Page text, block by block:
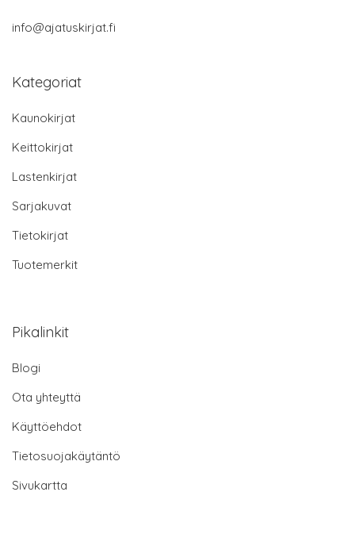
info@ajatuskirjat.fi
Kategoriat
Kaunokirjat
Keittokirjat
Lastenkirjat
Sarjakuvat
Tietokirjat
Tuotemerkit
Pikalinkit
Blogi
Ota yhteyttä
Käyttöehdot
Tietosuojakäytäntö
Sivukartta